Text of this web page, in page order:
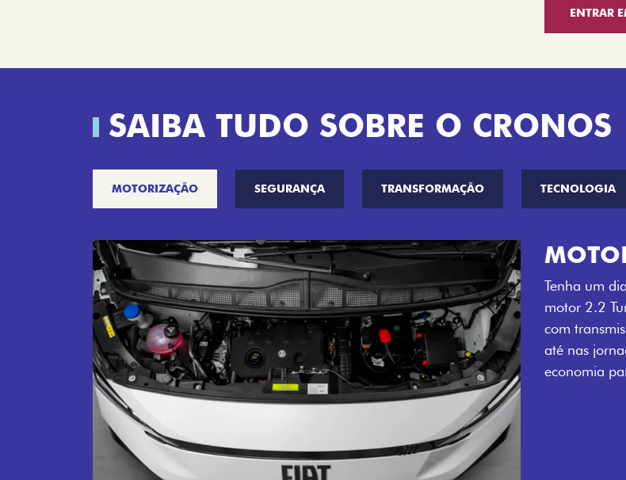
ENTRAR
SAIBA TUDO SOBRE O CRONOS
MOTORIZAÇÃO SEGURANÇA TRANSFORMAÇÃO TECNOLOGIA
Tenha um
motor 2.2
com
até nas
economia